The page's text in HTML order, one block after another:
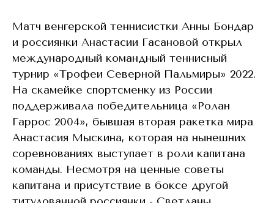
Матч венгерской теннисистки Анны Бондар
и россиянки Анастасии Гасановой открыл
международный командный теннисный
турнир «Трофеи Северной Пальмиры» 2022.
На скамейке спортсменку из России
поддерживала победительница «Ролан
Гаррос 2004», бывшая вторая ракетка мира
Анастасия Мыскина, которая на нынешних
соревнованиях выступает в роли капитана
команды. Несмотря на ценные советы
капитана и присутствие в боксе другой